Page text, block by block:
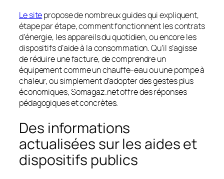
Le sitepropose de nombreux guides qui expliquent,
étape par étape, comment fonctionnent les contrats
d’énergie, les appareils du quotidien, ou encore les
dispositifs d’aide à la consommation. Qu’il s’agisse
de réduire une facture, de comprendre un
équipement comme un chauffe-eau ou une pompe à
chaleur, ou simplement d’adopter des gestes plus
économiques, Somagaz.net offre des réponses
pédagogiques et concrètes.
Des informations
actualisées sur les aides et
dispositifs publics